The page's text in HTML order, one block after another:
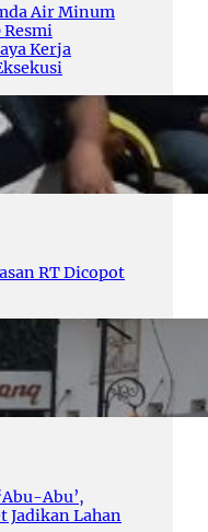
Air Minum
Resmi
Kerja
RT Dicopot
Abu’,
Jadikan Lahan